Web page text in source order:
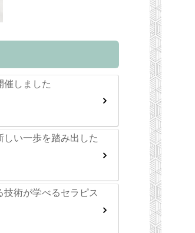
催しました
い一歩を踏み出した
技術が学べるセラピス